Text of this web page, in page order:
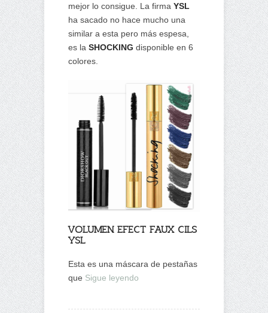
mejor lo consigue. La firma YSL
ha sacado no hace mucho una
similar a esta pero más espesa,
es la SHOCKING disponible en 6
colores.
VOLUMEN EFECT FAUX CILS
YSL
Esta es una máscara de pestañas
que Sigue leyendo